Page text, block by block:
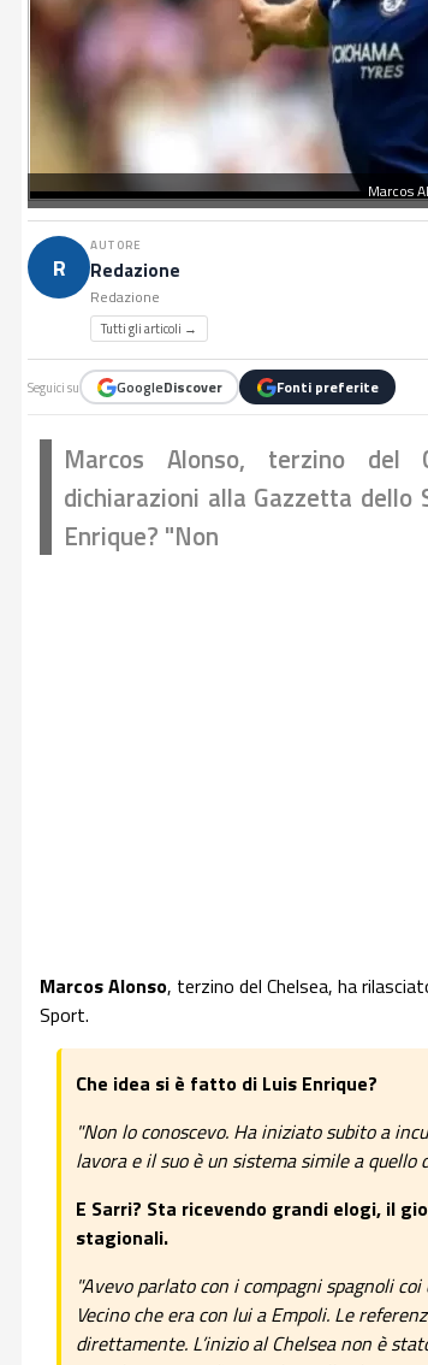
Marcos
R
AUTORE
Redazione
Redazione
Tutti gli articoli →
Seguici su GoogleDiscover Fonti preferite
Marcos Alonso, terzino del
dichiarazioni alla Gazzetta
Enrique? "Non
Marcos Alonso, terzino del Chelsea, ha
Sport.
Che idea si è fatto di Luis Enrique?
"Non lo conoscevo. Ha iniziato subito a
lavora e il suo è un sistema simile a quello
E Sarri? Sta ricevendo grandi elogi, il
stagionali.
"Avevo parlato con i compagni spagnoli
Vecino che era con lui a Empoli. Le
direttamente. L’inizio al Chelsea non è